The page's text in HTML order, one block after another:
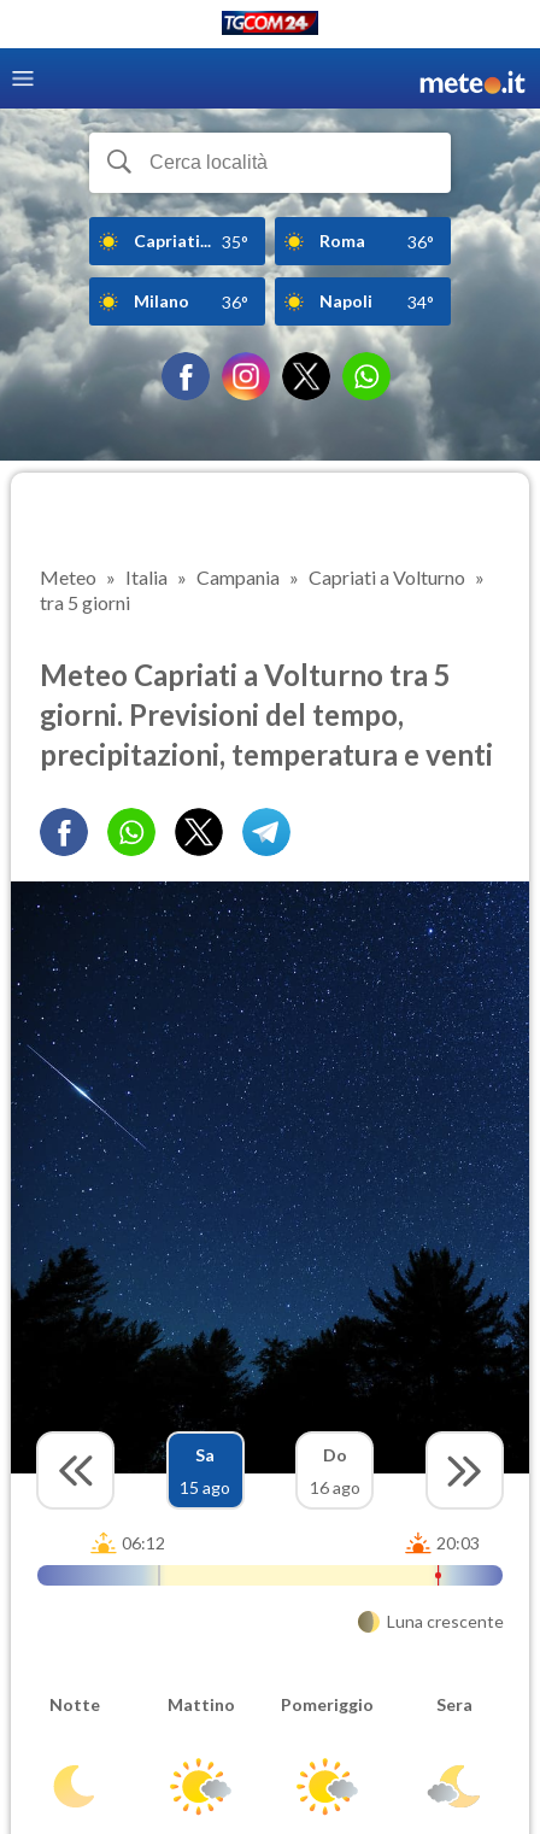
Capriati... 35° Roma 36°
Milano 36° Napoli 34°
Meteo Italia Campania
Capriati a Volturno
tra 5 giorni
Meteo Capriati a Volturno tra 5
giorni. Previsioni del tempo,
precipitazioni, temperatura e venti
Sa
15 ago
Do
16 ago
06:12 20:03
Luna crescente
Notte Mattino Pomeriggio Sera